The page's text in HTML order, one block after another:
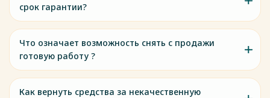
срок гарантии?
Что означает возможность снять с продажи
готовую работу ?
Как вернуть средства за некачественную